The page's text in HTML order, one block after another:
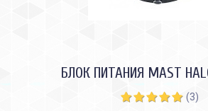
БЛОК ПИТАНИЯ MAST
(3)